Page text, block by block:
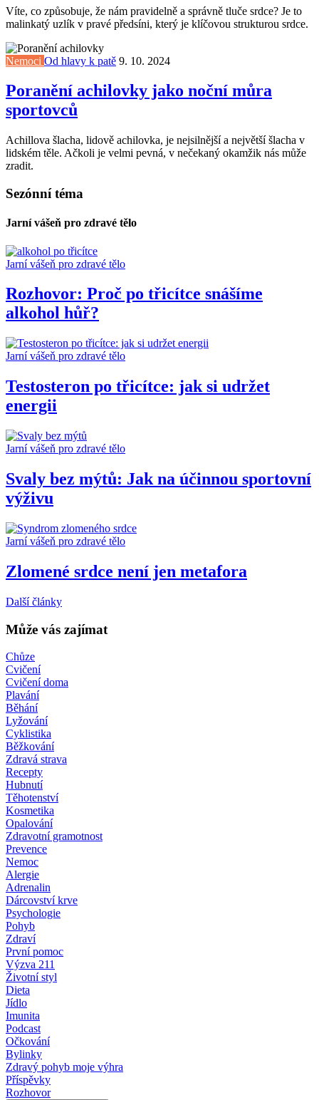
Víte, co způsobuje, že nám pravidelně a správně tluče srdce? Je to
malinkatý uzlík v pravé předsíni, který je klíčovou strukturou srdce.
Nemoci Od hlavy k patě 9. 10. 2024
Poranění achilovky jako noční můra
sportovců
Achillova šlacha, lidově achilovka, je nejsilnější a největší šlacha v
lidském těle. Ačkoli je velmi pevná, v nečekaný okamžik nás může
zradit.
Sezónní téma
Jarní vášeň pro zdravé tělo
Jarní vášeň pro zdravé tělo
Rozhovor: Proč po třicítce snášíme
alkohol hůř?
Jarní vášeň pro zdravé tělo
Testosteron po třicítce: jak si udržet
energii
Jarní vášeň pro zdravé tělo
Svaly bez mýtů: Jak na účinnou sportovní
výživu
Jarní vášeň pro zdravé tělo
Zlomené srdce není jen metafora
Další články
Může vás zajímat
Chůze
Cvičení
Cvičení doma
Plavání
Běhání
Lyžování
Cyklistika
Běžkování
Zdravá strava
Recepty
Hubnutí
Těhotenství
Kosmetika
Opalování
Zdravotní gramotnost
Prevence
Nemoc
Alergie
Adrenalin
Dárcovství krve
Psychologie
Pohyb
Zdraví
První pomoc
Výzva 211
Životní styl
Dieta
Jídlo
Imunita
Podcast
Očkování
Bylinky
Zdravý pohyb moje výhra
Příspěvky
Rozhovor